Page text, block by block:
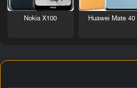
Huawei Mate 40
Nokia X100